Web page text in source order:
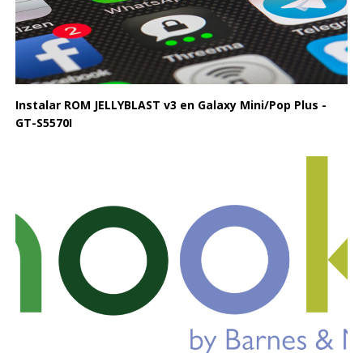
Instalar ROM JELLYBLAST v3 en Galaxy Mini/Pop Plus -
GT-S5570I